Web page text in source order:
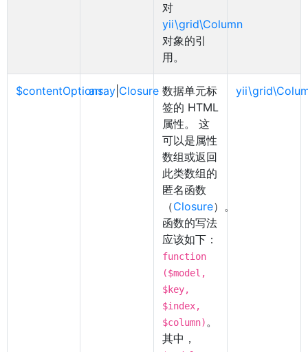
对
yii\grid\Column
对象的引
用。
$contentOptionsarray Closure 数据单元标
签的 HTML
属性。 这
可以是属性
数组或返回
此类数组的
匿名函数
（Closure）。
函数的写法
应该如下：
function
($model,
$key,
$index,
$column)。
其中，